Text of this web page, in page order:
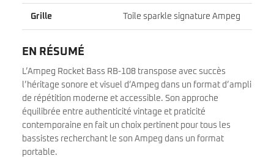
Grille Toile sparkle signature Ampeg
EN RÉSUMÉ
L’Ampeg Rocket Bass RB-108 transpose avec succès
l’héritage sonore et visuel d’Ampeg dans un format d’ampli
de répétition moderne et accessible. Son approche
équilibrée entre authenticité vintage et praticité
contemporaine en fait un choix pertinent pour tous les
bassistes recherchant le son Ampeg dans un format
portable.